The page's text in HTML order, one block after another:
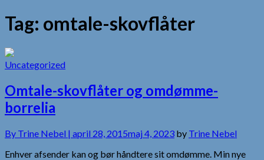
Tag: omtale-skovflåter
Uncategorized
Omtale-skovflåter og omdømme-
borrelia
By Trine Nebel | april 28, 2015maj 4, 2023 by Trine Nebel
Enhver afsender kan og bør håndtere sit omdømme. Min nye